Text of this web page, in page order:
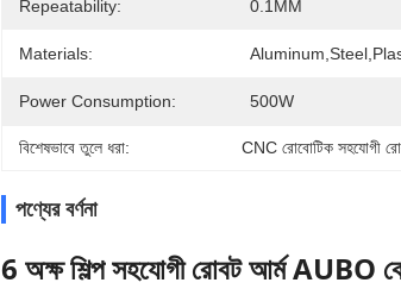
Repeatability: 0.1MM
Materials:
Power Consumption: 500W
বিশেষভাবে তুলে ধরা: CNC রোবোটিক সহযোগী
পণ্যের বর্ণনা
6 অক্ষ শিল্প সহযোগী রোবট আর্ম AUBO